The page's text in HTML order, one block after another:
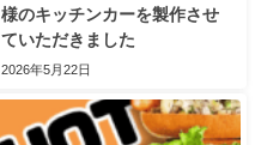
様のキッチンカーを製作させ
ていただきました
2026年5月22日